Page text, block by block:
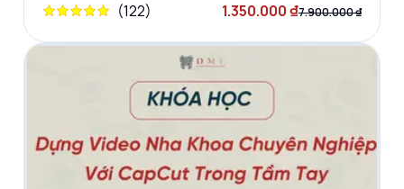
(122) 1.350.000 ₫7.900.000 ₫